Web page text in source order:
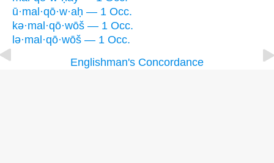
ū·mal·qō·w·aḥ — 1 Occ.
kə·mal·qō·wōš — 1 Occ.
lə·mal·qō·wōš — 1 Occ.
Englishman's Concordance